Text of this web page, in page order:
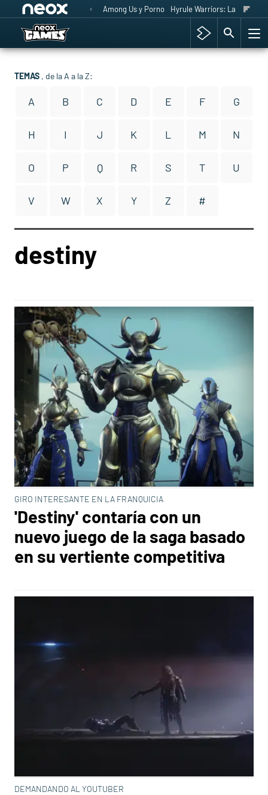
Among Us y Porno Hyrule Warriors: La Era del
TEMAS , de la A a la Z:
A B C D E F G
H I J K L M N
O P Q R S T U
V W X Y Z #
destiny
GIRO INTERESANTE EN LA FRANQUICIA
'Destiny' contaría con un
nuevo juego de la saga basado
en su vertiente competitiva
DEMANDANDO AL YOUTUBER